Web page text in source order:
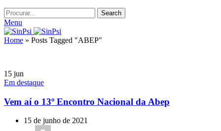
Search
Menu
Home » Posts Tagged "ABEP"
15 jun
Em destaque
Vem aí o 13º Encontro Nacional da Abep
15 de junho de 2021